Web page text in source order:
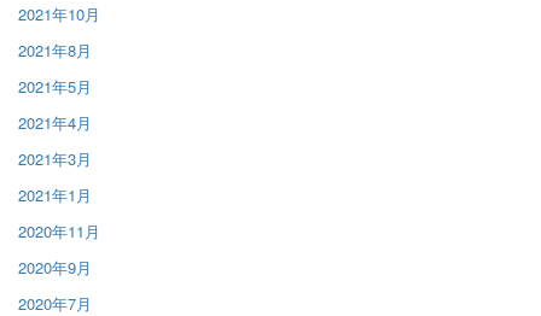
2021年10月
2021年8月
2021年5月
2021年4月
2021年3月
2021年1月
2020年11月
2020年9月
2020年7月